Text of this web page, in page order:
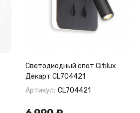
Светодиодный спот Citilux
Декарт CL704421
Артикул: CL704421